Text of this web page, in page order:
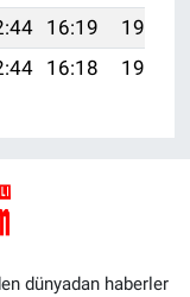
16:19
19:08
16:18 19:07
dünyadan haberler